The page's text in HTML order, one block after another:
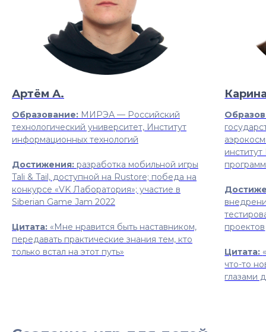
Артём А.
Образование: МИРЭА — Российский
технологический университет, Институт
информационных технологий
Достижения: разработка мобильной игры
Tali & Tail, доступной на Rustore; победа на
конкурсе «VK Лаборатория»; участие в
Siberian Game Jam 2022
Цитата: «Мне нравится быть наставником,
передавать практические знания тем, кто
только встал на этот путь»
проектов
Цитата:
что-то
глазами